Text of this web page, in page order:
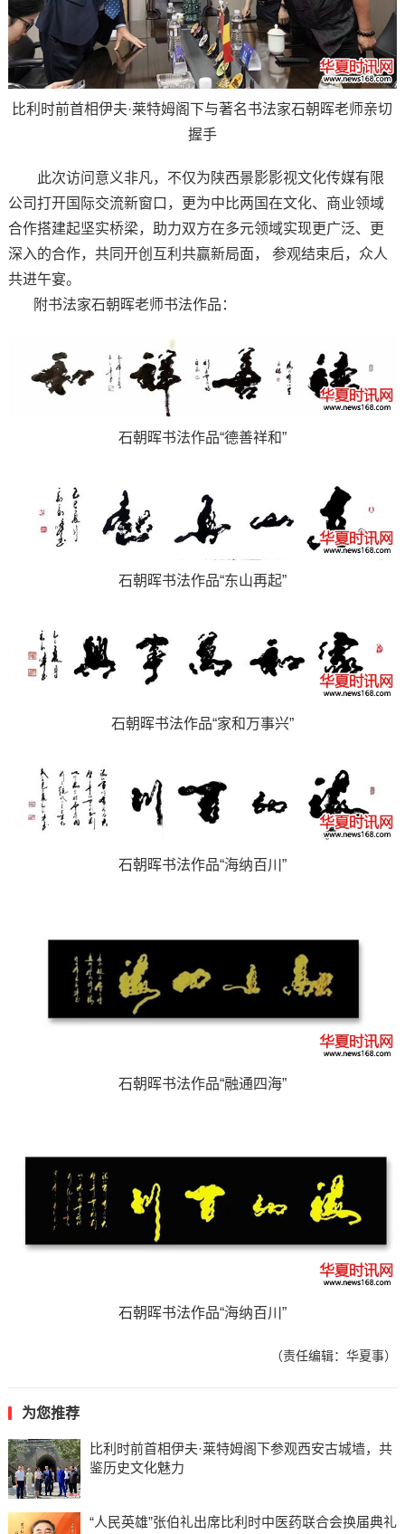
比利时前首相伊夫·莱特姆阁下与著名书法家石朝晖老师亲切
握手
此次访问意义非凡，不仅为陕西景影影视文化传媒有限
公司打开国际交流新窗口，更为中比两国在文化、商业领域
合作搭建起坚实桥梁，助力双方在多元领域实现更广泛、更
深入的合作，共同开创互利共赢新局面， 参观结束后，众人
共进午宴。
附书法家石朝晖老师书法作品：
石朝晖书法作品“德善祥和”
石朝晖书法作品“东山再起”
石朝晖书法作品“家和万事兴”
石朝晖书法作品“海纳百川”
石朝晖书法作品“融通四海”
石朝晖书法作品“海纳百川”
（责任编辑：华夏事）
为您推荐
比利时前首相伊夫·莱特姆阁下参观西安古城墙，共
鉴历史文化魅力
“人民英雄”张伯礼出席比利时中医药联合会换届典礼